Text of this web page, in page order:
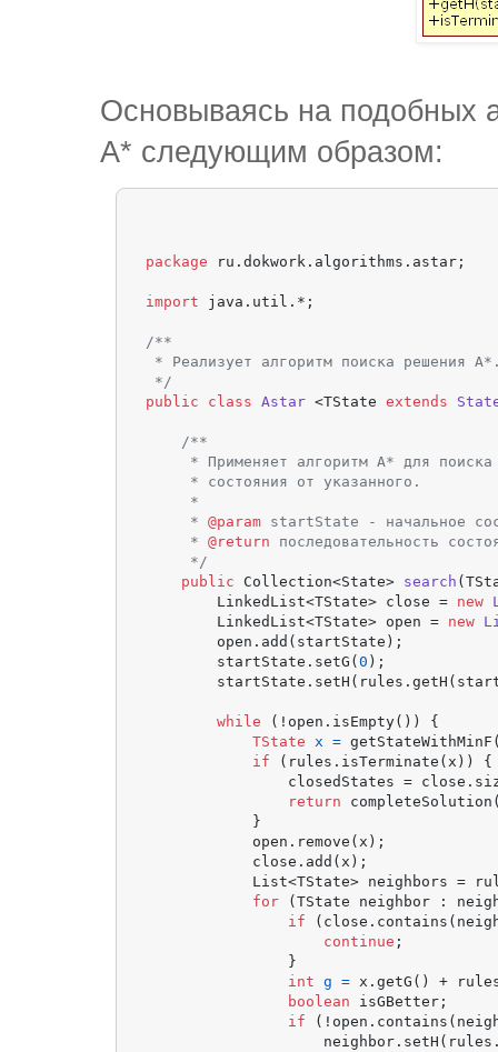
Основываясь на подобных
А* следующим образом:
package ru.dokwork.algorithms.astar;
import java.util.*;
/**
* Реализует алгоритм поиска решения
*/
public
class Astar <TState extends
/**
* Применяет алгоритм А* для
     * состояния от указанного.
     *
     *
@param startState - начальное
     *
@return последовательность
     */
public Collection<State> search
        LinkedList<TState> close =
new
        LinkedList<TState> open =
new
        open.add(startState);
        startState.setG(
0 );
while (!open.isEmpty()) {
TState
x =
if (rules.isTerminate(x)) {
closedStates =
return
            }
            open.remove(x);
            close.add(x);
List<TState> neighbors =
for (TState neighbor :
if
continue ;
                }
int
g = x.getG() +
boolean isGBetter;
if